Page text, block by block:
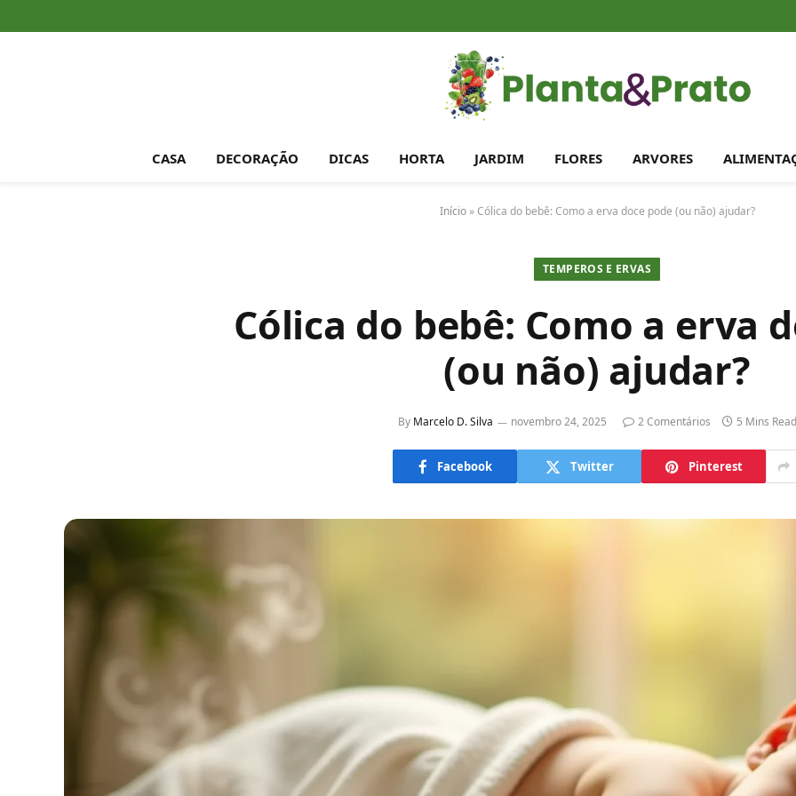
CASA DECORAÇÃO DICAS HORTA JARDIM FLORES ARVORES
Início»Cólica do bebê: Como a erva doce pode (ou não) ajudar?
TEMPEROS E ERVAS
Cólica do bebê: Como a erva
(ou não) ajudar?
By Marcelo D. Silva novembro 24, 2025 2 Comentários 5 Mins Read
Facebook Twitter Pinterest